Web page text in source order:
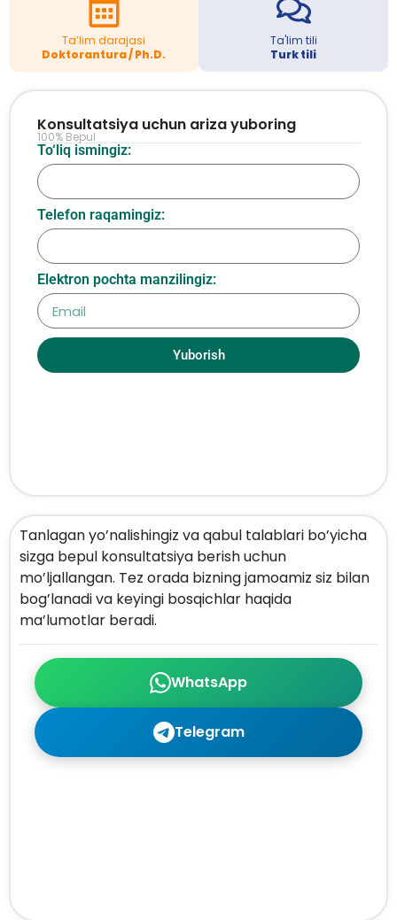
Ta’lim darajasi
Doktorantura / Ph.D.
Ta'lim tili
Turk tili
WhatsApp
Telegram
Tanlagan yo’nalishingiz va qabul talablari bo’yicha
sizga bepul konsultatsiya berish uchun
mo’ljallangan. Tez orada bizning jamoamiz siz bilan
bog’lanadi va keyingi bosqichlar haqida
ma’lumotlar beradi.
To‘liq ismingiz:
Telefon raqamingiz:
Elektron pochta manzilingiz:
Yuborish
Konsultatsiya uchun ariza yuboring
100% Bepul